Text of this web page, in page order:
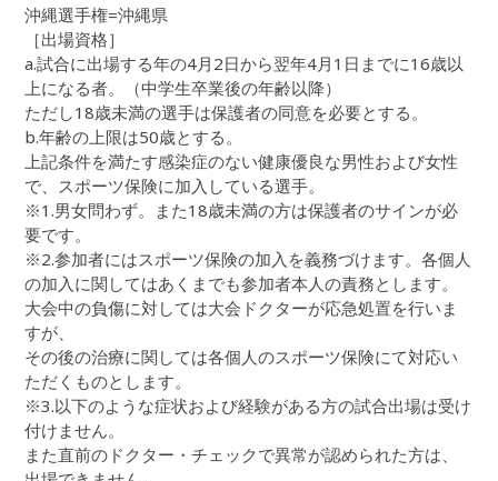
沖縄選手権=沖縄県
［出場資格］
a.試合に出場する年の4月2日から翌年4月1日までに16歳以
上になる者。（中学生卒業後の年齢以降）
ただし18歳未満の選手は保護者の同意を必要とする。
b.年齢の上限は50歳とする。
上記条件を満たす感染症のない健康優良な男性および女性
で、スポーツ保険に加入している選手。
※1.男女問わず。また18歳未満の方は保護者のサインが必
要です。
※2.参加者にはスポーツ保険の加入を義務づけます。各個人
の加入に関してはあくまでも参加者本人の責務とします。
大会中の負傷に対しては大会ドクターが応急処置を行いま
すが、
その後の治療に関しては各個人のスポーツ保険にて対応い
ただくものとします。
※3.以下のような症状および経験がある方の試合出場は受け
付けません。
また直前のドクター・チェックで異常が認められた方は、